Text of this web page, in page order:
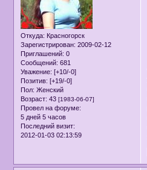
Откуда: Красногорск
Зарегистрирован: 2009-02-12
Приглашений: 0
Сообщений: 681
Уважение: [+10/-0]
Позитив: [+19/-0]
Пол: Женский
Возраст: 43[1983-06-07]
Провел на форуме:
5 дней 5 часов
Последний визит:
2012-01-03 02:13:59